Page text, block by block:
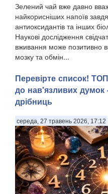
Зелений чай вже давно
найкорисніших напоїв
антиоксидантів та інших
Наукові дослідження
вживання може позитивно
мозку та обмін...
Перевірте список!
до нав'язливих думок
дрібниць
середа, 27 травень 2026, 17:12